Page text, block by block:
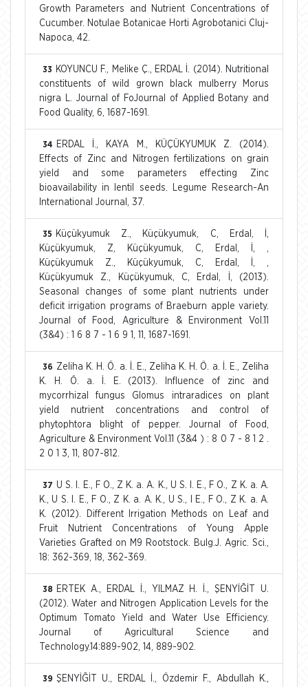
Growth Parameters and Nutrient Concentrations of
Cucumber. Notulae Botanicae Horti Agrobotanici Cluj-
Napoca, 42.
33
KOYUNCU F., Melike Ç., ERDAL İ. (2014). Nutritional
constituents of wild grown black mulberry Morus
nigra L. Journal of FoJournal of Applied Botany and
Food Quality, 6, 1687-1691.
34
ERDAL İ., KAYA M., KÜÇÜKYUMUK Z. (2014).
Effects of Zinc and Nitrogen fertilizations on grain
yield and some parameters effecting Zinc
bioavailability in lentil seeds. Legume Research-An
International Journal, 37.
35
Küçükyumuk Z., Küçükyumuk, C, Erdal, İ,
Küçükyumuk, Z, Küçükyumuk, C, Erdal, İ, ,
Küçükyumuk Z., Küçükyumuk, C, Erdal, İ, ,
Küçükyumuk Z., Küçükyumuk, C, Erdal, İ, (2013).
Seasonal changes of some plant nutrients under
deficit irrigation programs of Braeburn apple variety.
Journal of Food, Agriculture & Environment Vol.11
(3&4) : 1 6 8 7 - 1 6 9 1, 11, 1687-1691.
36 Zeliha K. H. Ö. a. İ. E., Zeliha K. H. Ö. a. İ. E., Zeliha
K. H. Ö. a. İ. E. (2013). Influence of zinc and
mycorrhizal fungus Glomus intraradices on plant
yield nutrient concentrations and control of
phytophtora blight of pepper. Journal of Food,
Agriculture & Environment Vol.11 (3&4 ) : 8 0 7 - 8 1 2 .
2 0 1 3, 11, 807-812.
37 U S. I. E., F O., Z K. a. A. K., U S. I. E., F O., Z K. a. A.
K., U S. I. E., F O., Z K. a. A. K., U S., I E., F O., Z K. a. A.
K. (2012). Different Irrigation Methods on Leaf and
Fruit Nutrient Concentrations of Young Apple
Varieties Grafted on M9 Rootstock. Bulg.J. Agric. Sci.,
18: 362-369, 18, 362-369.
38
ERTEK A., ERDAL İ., YILMAZ H. İ., ŞENYİĞİT U.
(2012). Water and Nitrogen Application Levels for the
Optimum Tomato Yield and Water Use Efficiency.
Journal of Agricultural Science and
Technology.14:889-902, 14, 889-902.
39 ŞENYİĞİT U., ERDAL İ., Özdemir F., Abdullah K.,